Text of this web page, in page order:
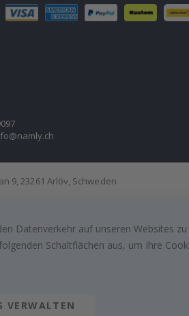
9, 23261 Arlöv, Schweden
Datenverkehr auf unseren Websites
Schaltflächen aus, um Ihre
VERWALTEN